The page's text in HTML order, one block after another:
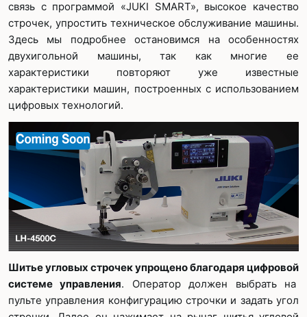
связь с программой «JUKI SMART», высокое качество
строчек, упростить техническое обслуживание машины.
Здесь мы подробнее остановимся на особенностях
двухигольной машины, так как многие ее
характеристики повторяют уже известные
характеристики машин, построенных с использованием
цифровых технологий.
Шитье угловых строчек упрощено благодаря цифровой
системе управления. Оператор должен выбрать на
пульте управления конфигурацию строчки и задать угол